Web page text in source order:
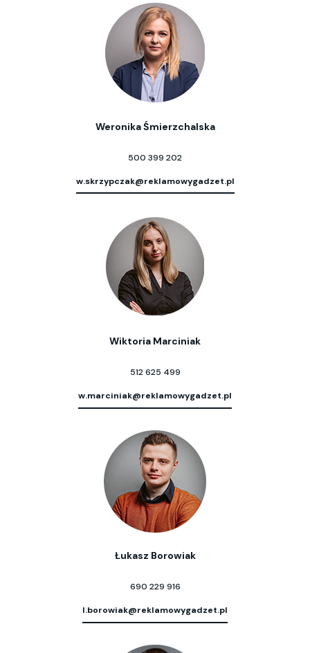
Weronika Śmierzchalska
500 399 202
w.skrzypczak@reklamowygadzet.pl
Wiktoria Marciniak
512 625 499
w.marciniak@reklamowygadzet.pl
Łukasz Borowiak
690 229 916
l.borowiak@reklamowygadzet.pl